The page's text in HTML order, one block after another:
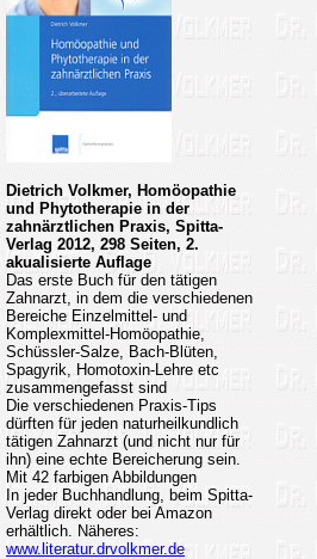
Dietrich Volkmer, Homöopathie
und Phytotherapie in der
zahnärztlichen Praxis, Spitta-
Verlag 2012, 298 Seiten, 2.
akualisierte Auflage
Das erste Buch für den tätigen
Zahnarzt, in dem die verschiedenen
Bereiche Einzelmittel- und
Komplexmittel-Homöopathie,
Schüssler-Salze, Bach-Blüten,
Spagyrik, Homotoxin-Lehre etc
zusammengefasst sind
Die verschiedenen Praxis-Tips
dürften für jeden naturheilkundlich
tätigen Zahnarzt (und nicht nur für
ihn) eine echte Bereicherung sein.
Mit 42 farbigen Abbildungen
In jeder Buchhandlung, beim Spitta-
Verlag direkt oder bei Amazon
erhältlich. Näheres:
www.literatur.drvolkmer.de